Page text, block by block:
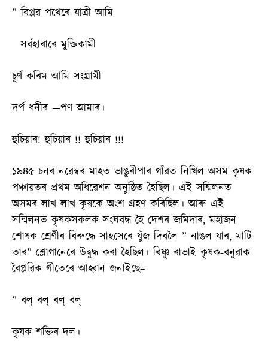
” বিপ্লৱ পথেৰে যাত্ৰী আমি
সৰ্বহাৰাৰে মুক্তিকামী
চূৰ্ণ কৰিম আমি সংগ্ৰামী
দৰ্প ধনীৰ —পণ আমাৰ।
হুচিয়াৰ! হুচিয়াৰ !! হুচিয়াৰ !!!
১৯৪৫ চনৰ নৱেম্বৰ মাহত ভাঙুৰীপাৰ গাঁৱত নিখিল অসম কৃষক
পঞ্চায়তৰ প্ৰথম অধিৱেশন অনুষ্ঠিত হৈছিল। এই সন্মিলনত
অসমৰ লাখ লাখ কৃষকে অংশ গ্ৰহণ কৰিছিল। আৰু এই
সন্মিলনত কৃষকসকলক সংঘবদ্ধ হৈ দেশৰ জমিদাৰ, মহাজন
শোষক শ্ৰেণীৰ বিৰুদ্ধে সাহসেৰে যুঁজ দিবলৈ ” নাঙল যাৰ, মাটি
তাৰ” শ্লোগানেৰে উদ্বুদ্ধ কৰা হৈছিল। বিষ্ণু ৰাভাই কৃষক-বনুৱাক
বৈপ্লৱিক গীতেৰে আহ্বান জনাইছে–
” বল্ বল্ বল্ বল্
কৃষক শক্তিৰ দল।